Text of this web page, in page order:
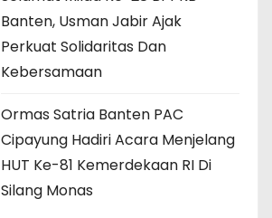
Banten, Usman Jabir Ajak
Perkuat Solidaritas Dan
Kebersamaan
Ormas Satria Banten PAC
Cipayung Hadiri Acara Menjelang
HUT Ke-81 Kemerdekaan RI Di
Silang Monas